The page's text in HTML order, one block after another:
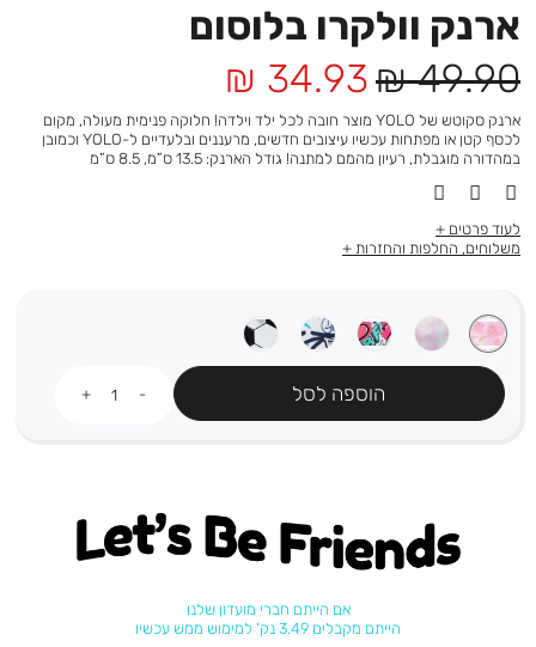
ארנק וולקרו בלוסום
מחיר
מוצר
34.93 ₪
מחיר
רגיל
49.90 ₪
ארנק סקוטש של YOLO מוצר חובה לכל ילד וילדה! חלוקה פנימית מעולה, מקום
לכסף קטן או מפתחות עכשיו עיצובים חדשים, מרעננים ובלעדיים ל-YOLO וכמובן
במהדורה מוגבלת, רעיון מהמם למתנה! גודל הארנק: 13.5 ס”מ, 8.5 ס”מ
לעוד פרטים
משלוחים, החלפות והחזרות
הוספה לסל
Let's be friends
אם הייתם חברי מועדון שלנו
הייתם מקבלים 3.49 נק' למימוש ממש עכשיו